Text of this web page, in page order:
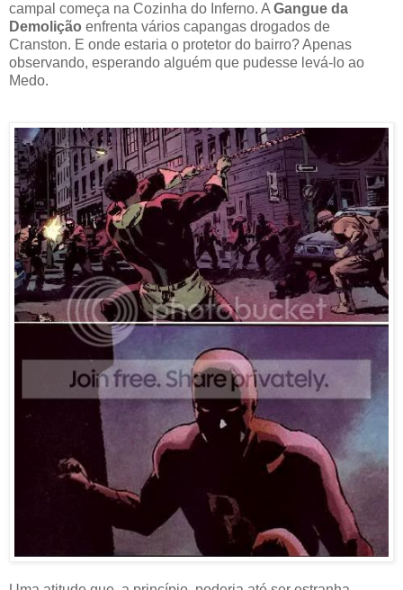
campal começa na Cozinha do Inferno. A Gangue da
Demolição enfrenta vários capangas drogados de
Cranston. E onde estaria o protetor do bairro? Apenas
observando, esperando alguém que pudesse levá-lo ao
Medo.